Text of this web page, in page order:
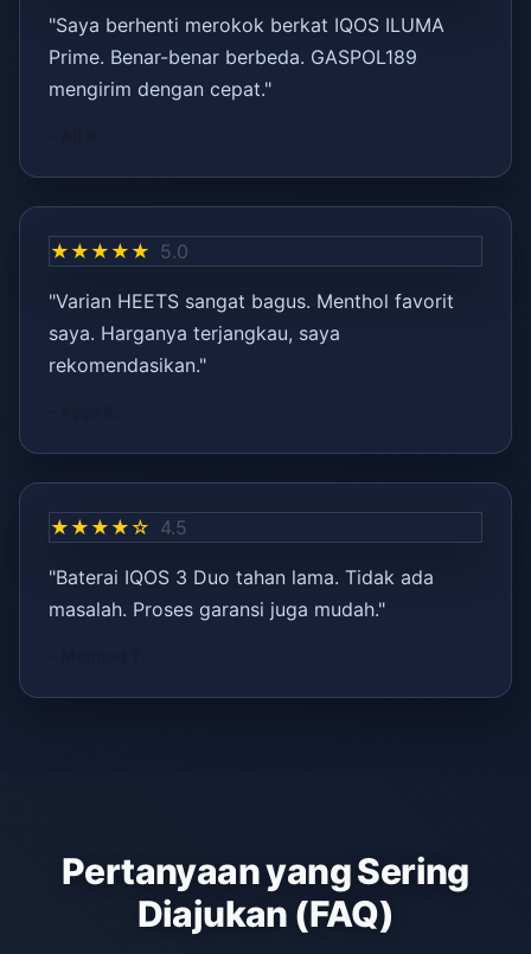
"Saya berhenti merokok berkat IQOS ILUMA
Prime. Benar-benar berbeda. GASPOL189
mengirim dengan cepat."
★★★★★ 5.0
"Varian HEETS sangat bagus. Menthol favorit
saya. Harganya terjangkau, saya
rekomendasikan."
★★★★☆ 4.5
"Baterai IQOS 3 Duo tahan lama. Tidak ada
masalah. Proses garansi juga mudah."
Pertanyaan yang Sering
Diajukan (FAQ)